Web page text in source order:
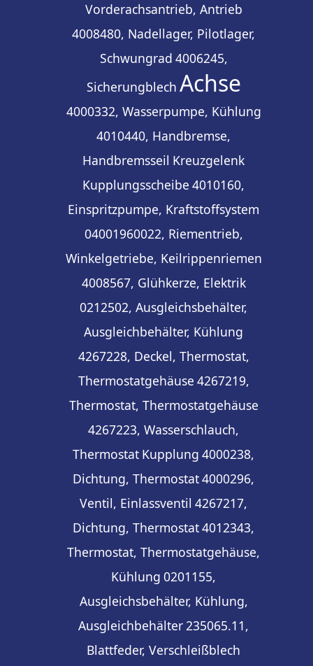
Vorderachsantrieb, Antrieb
4008480, Nadellager, Pilotlager,
Schwungrad 4006245,
Sicherungblech Achse
4000332, Wasserpumpe, Kühlung
4010440, Handbremse,
Handbremsseil Kreuzgelenk
Kupplungsscheibe 4010160,
Einspritzpumpe, Kraftstoffsystem
04001960022, Riementrieb,
Winkelgetriebe, Keilrippenriemen
4008567, Glühkerze, Elektrik
0212502, Ausgleichsbehälter,
Ausgleichbehälter, Kühlung
4267228, Deckel, Thermostat,
Thermostatgehäuse 4267219,
Thermostat, Thermostatgehäuse
4267223, Wasserschlauch,
Thermostat Kupplung 4000238,
Dichtung, Thermostat4000296,
Ventil, Einlassventil 4267217,
Dichtung, Thermostat4012343,
Thermostat, Thermostatgehäuse,
Kühlung 0201155,
Ausgleichsbehälter, Kühlung,
Ausgleichbehälter235065.11,
Blattfeder, Verschleißblech